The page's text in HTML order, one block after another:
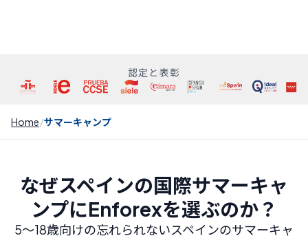
認定と表彰
Home サマーキャンプ
なぜスペインの国際サマーキャ
ンプにEnforexを選ぶのか？
5～18歳向けの忘れられないスペインのサマーキャ